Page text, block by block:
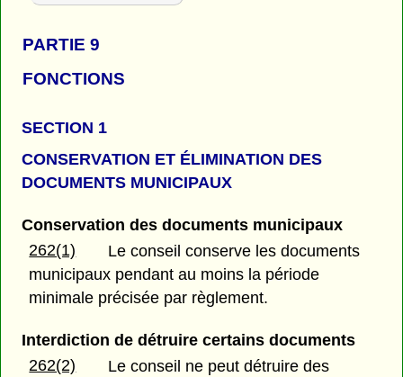
PARTIE 9
FONCTIONS
SECTION 1
CONSERVATION ET ÉLIMINATION DES
DOCUMENTS MUNICIPAUX
Conservation des documents municipaux
262(1)
Le conseil conserve les documents
municipaux pendant au moins la période
minimale précisée par règlement.
Interdiction de détruire certains documents
262(2)
Le conseil ne peut détruire des